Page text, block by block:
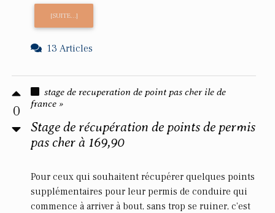
[SUITE...]
13 Articles
0
stage de recuperation de point pas cher ile de
france »
Stage de récupération de points de permis
pas cher à 169,90
Pour ceux qui souhaitent récupérer quelques points
supplémentaires pour leur permis de conduire qui
commence à arriver à bout, sans trop se ruiner, c'est